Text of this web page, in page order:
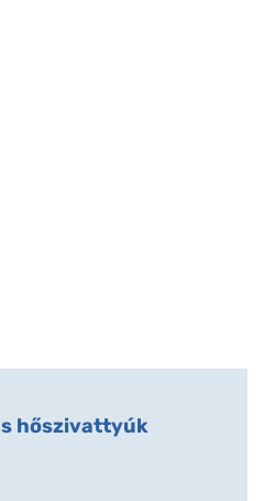
hőszivattyúk